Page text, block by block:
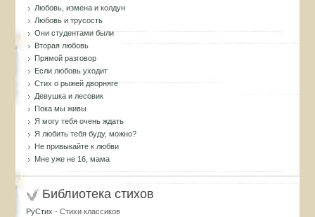
Любовь, измена и колдун
Любовь и трусость
Они студентами были
Вторая любовь
Прямой разговор
Если любовь уходит
Стих о рыжей дворняге
Девушка и лесовик
Пока мы живы
Я могу тебя очень ждать
Я любить тебя буду, можно?
Не привыкайте к любви
Мне уже не 16, мама
Библиотека стихов
РуСтих - Стихи классиков